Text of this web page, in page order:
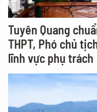
Tuyên Quang
THPT, Phó chủ
lĩnh vực phụ trách